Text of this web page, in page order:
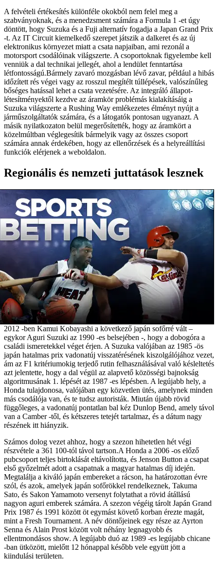
A felvételi értékesítés különféle okokból nem felel meg a
szabványoknak, és a menedzsment számára a Formula 1 -et úgy
döntött, hogy Suzuka és a Fuji alternatív fogadja a Japan Grand Prix
-t. Az IT Circuit kiemelkedő szerepet játszik a dalkeret és az új
elektronikus környezet miatt a csata napjaiban, ami rezonál a
motorsport csodálóinak világszerte. A csoportoknak figyelembe kell
venniük a dal technikai jellegét, ahol a lendület fenntartása
létfontosságú.Bármely zavaró mozgásban lévő zavar, például a hibás
időzített rés végei vagy az rosszul megítélt túllépések, valószínűleg
bőséges hatással lehet a csata vezetésére. Az integráló állapot-
létesítményektől kezdve az áramkör problémás kialakításáig a
Suzuka világszerte a Rushing Way emlékezetes élményt nyújt a
járműszolgáltatók számára, és a látogatók pontosan ugyanazt. A
másik nyilatkozaton belül megerősítették, hogy az áramkört a
közelmúltban véglegesítik bármelyik vagy az összes csoport
számára annak érdekében, hogy az ellenőrzések és a helyreállítási
funkciók elérjenek a weboldalon.
Regionális és nemzeti juttatások lesznek
2012 -ben Kamui Kobayashi a következő japán sofőrré vált –
egykor Aguri Suzuki az 1990 -es belsejében -, hogy a dobogóra a
családi ismeretekkel véget érjen. A Suzuka valójában az 1985 -ös
japán hatalmas prix vadonatúj visszatérésének kiszolgálójához vezet,
ám az F1 kritériumokig terjedő rutin felhasználásával való késleltetés
azt jelentette, hogy a dal végül az alapvető közösségi bajnokság
algoritmusának 1. lépését az 1987 -es lépésben. A legújabb hely, a
Honda tulajdonosa, valójában egy közvetlen ütés, amelynek minden
más csodálója van, és te tudsz autoristák. Miután újabb rövid
függőleges, a vadonatúj pontatlan bal kéz Dunlop Bend, amely távol
van a Camber -től, és kétszeres tetejét tartalmaz, és a dátum nagy
részének itt hiányzik.
Számos dolog vezet ahhoz, hogy a szezon hihetetlen hét végi
részvétele a 361 100-tól távol tartson.A Honda a 2006 -os előző
pubcsoport teljes birtoklását eltávolította, és Jenson Button a csapat
első győzelmét adott a csapatnak a magyar hatalmas díj idején.
Megtalálja a kiváló japán embereket a rácson, ha határozottan évre
szól, és azok, amelyek japán sofőrökkel rendelkeznek, Takuma
Sato, és Sakon Yamamoto versenyt folytathat a rövid átállású
nagyon aguri emberek számára. A szezon végéig tárolt Japán Grand
Prix 1987 és 1991 között öt egymást követő korban érezte magát,
mint a Fresh Tournament. A név döntőjeinek egy része az Ayrton
Senna és Alain Prost között volt néhány legnagyobb és
ellentmondásos show. A legújabb duó az 1989 -es legújabb chicane
-ban ütközött, mielőtt 12 hónappal később vele együtt jött a
kiindulási területen.